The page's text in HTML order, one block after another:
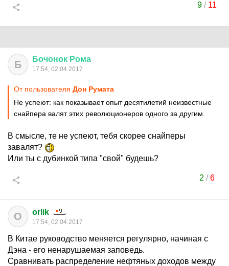
9/ 11
Б Бочонок Рома
17:54, 02.04.2017
От пользователя Дон Руматa
Не успеют: как показывает опыт десятилетий неизвестные
снайпера валят этих революционеров одного за другим.
В смысле, те не успеют, тебя скорее снайперы
завалят?
Или ты с дубинкой типа "свой" будешь?
2 /6
O orlik
17:54, 02.04.2017
В Китае руководство меняется регулярно, начиная с
Дэна - его ненарушаемая заповедь.
Сравнивать распределение нефтяных доходов между